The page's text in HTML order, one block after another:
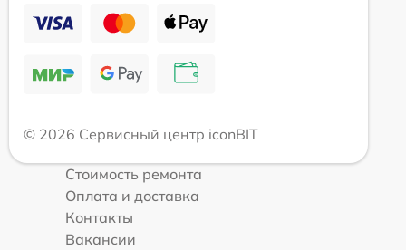
© 2026 Сервисный центр iconBIT
Стоимость ремонта
Оплата и доставка
Контакты
Вакансии